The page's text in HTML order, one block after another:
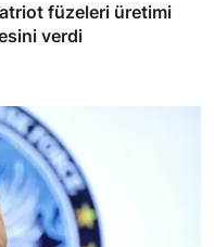
füzeleri üretimi
verdi